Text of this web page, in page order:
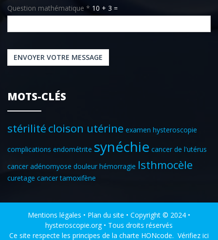
Question mathématique * 10 + 3 =
ENVOYER VOTRE MESSAGE
MOTS-CLÉS
stérilitécloison utérine examen hysteroscopie
complications endométrite synéchie cancer de l'utérus
cancer adénomyose douleur hémorragie Isthmocèle
curetage cancer tamoxifène
Mentions légales • Plan du site • Copyright © 2024 •
hysteroscopie.org • Tous droits réservés
Ce site respecte les principes de la charte HONcode. Vérifiez ici